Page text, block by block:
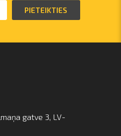
PIETEIKTIES
gatve 3, LV-